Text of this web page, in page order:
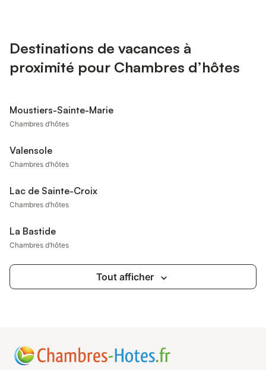
Destinations de vacances à
proximité pour Chambres d’hôtes
Moustiers-Sainte-Marie
Chambres d’hôtes
Valensole
Chambres d’hôtes
Lac de Sainte-Croix
Chambres d’hôtes
La Bastide
Chambres d’hôtes
Tout afficher